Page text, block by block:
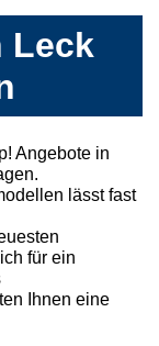
Leck
Angebote in
lässt fast
für ein
Ihnen eine